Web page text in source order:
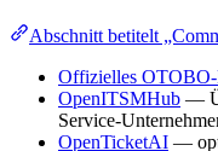
Abschnitt betitelt
Offizielles
OpenITSMHub —
Service-
OpenTicketAI —